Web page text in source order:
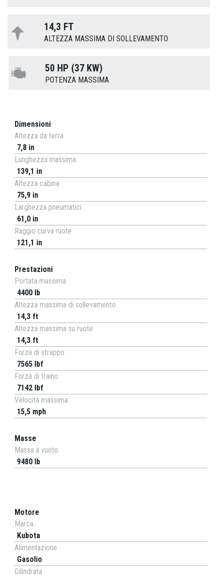
14,3 FT
ALTEZZA MASSIMA DI SOLLEVAMENTO
50 HP (37 KW)
POTENZA MASSIMA
Dimensioni
Altezza da terra
7,8 in
Lunghezza massima
139,1 in
Altezza cabina
75,9 in
Larghezza pneumatici
61,0 in
Raggio curva ruote
121,1 in
Prestazioni
Portata massima
4400 lb
Altezza massima di sollevamento
14,3 ft
Altezza massima su ruote
14,3 ft
Forza di strappo
7565 lbf
Forza di traino
7142 lbf
Velocità massima
15,5 mph
Masse
Massa a vuoto
9480 lb
Motore
Marca
Kubota
Alimentazione
Gasolio
Cilindrata